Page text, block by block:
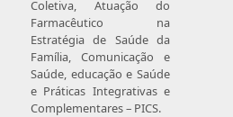
Coletiva, Atuação do
Farmacêutico na
Estratégia de Saúde da
Família, Comunicação e
Saúde, educação e Saúde
e Práticas Integrativas e
Complementares – PICS.